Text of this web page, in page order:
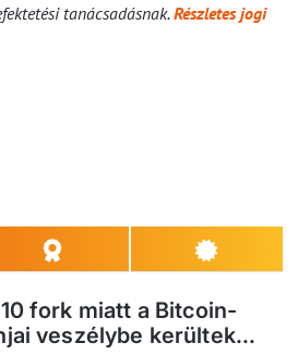
tanácsadásnak.Részletes jogi
fork miatt a Bitcoin-
veszélybe kerültek...